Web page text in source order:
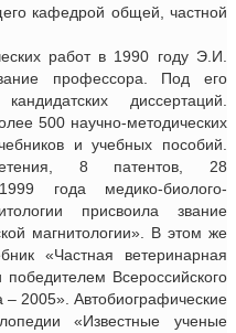
кафедрой общей, частной
работ в 1990 году Э.И.
профессора. Под его
диссертаций.
500 научно-методических
и учебных пособий.
8 патентов, 28
года медико-биолого-
присвоила звание
магнитологии». В этом же
«Частная ветеринарная
победителем Всероссийского
– 2005». Автобиографические
«Известные ученые